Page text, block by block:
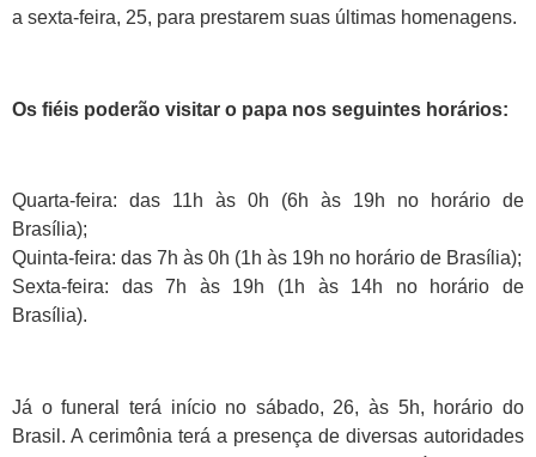
a sexta-feira, 25, para prestarem suas últimas homenagens.
Os fiéis poderão visitar o papa nos seguintes horários:
Quarta-feira: das 11h às 0h (6h às 19h no horário de
Brasília);
Quinta-feira: das 7h às 0h (1h às 19h no horário de Brasília);
Sexta-feira: das 7h às 19h (1h às 14h no horário de
Brasília).
Já o funeral terá início no sábado, 26, às 5h, horário do
Brasil. A cerimônia terá a presença de diversas autoridades